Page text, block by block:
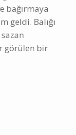
bağırmaya
geldi. Balığı
görülen bir